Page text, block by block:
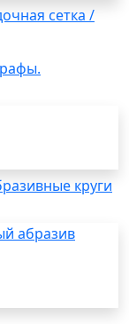
сетка /
круги
абразив